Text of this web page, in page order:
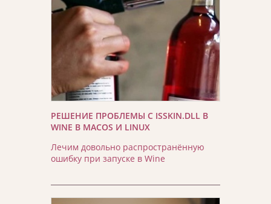
РЕШЕНИЕ ПРОБЛЕМЫ С ISSKIN.DLL В
WINE В MACOS И LINUX
Лечим довольно распространённую
ошибку при запуске в Wine